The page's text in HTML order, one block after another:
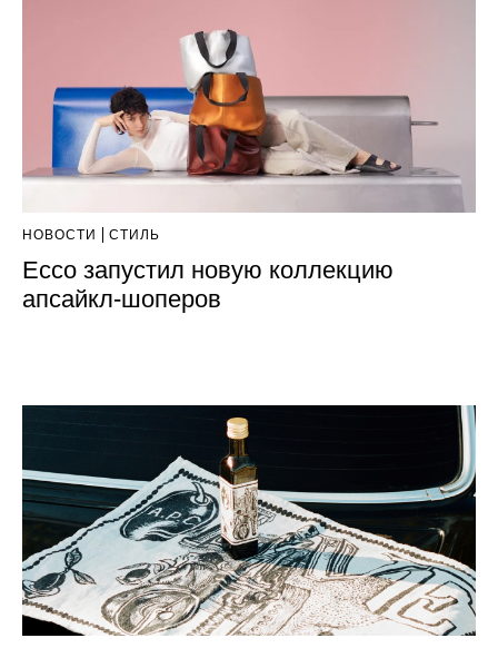
НОВОСТИ СТИЛЬ
Ecco запустил новую коллекцию
апсайкл-шоперов